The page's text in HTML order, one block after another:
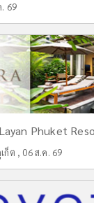
69
Phuket
ก็ต , 06 ส.ค. 69